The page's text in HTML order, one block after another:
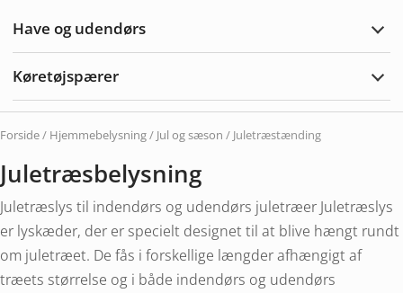
Have og udendørs
Køretøjspærer
Forside/ Hjemmebelysning/ Jul og sæson / Juletræstænding
Juletræsbelysning
Juletræslys til indendørs og udendørs juletræer Juletræslys
er lyskæder, der er specielt designet til at blive hængt rundt
om juletræet. De fås i forskellige længder afhængigt af
træets størrelse og i både indendørs og udendørs